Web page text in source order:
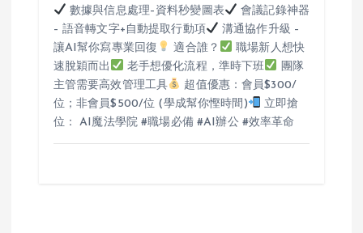
數據與信息處理–資料秒變圖表
會議記錄神器
– 語音轉文字+自動提取行動項
溝通協作升級 –
讓AI幫你寫專業回復
適合誰？
職場新人想快
速脫穎而出
老手想優化流程，準時下班
團隊
主管需要高效管理工具
超值優惠：會員$300/
位；非會員$500/位 (學成幫你慳時間)
立即搶
位： AI魔法學院 #職場必備 #AI辦公 #效率革命